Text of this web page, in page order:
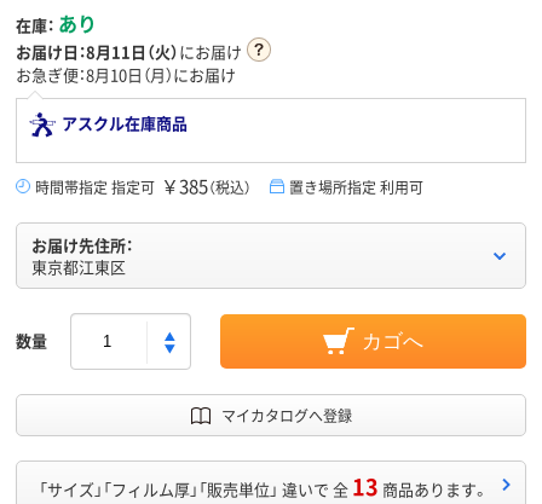
在庫： あり
お届け日：8月11日（火）にお届け
お急ぎ便：8月10日（月）にお届け
アスクル在庫商品
時間帯指定 指定可 ￥385（税込） 置き場所指定 利用可
お届け先住所：
東京都江東区
数量 カゴへ
マイカタログへ登録
「サイズ」「フィルム厚」「販売単位」 違いで 全 13 商品あります。